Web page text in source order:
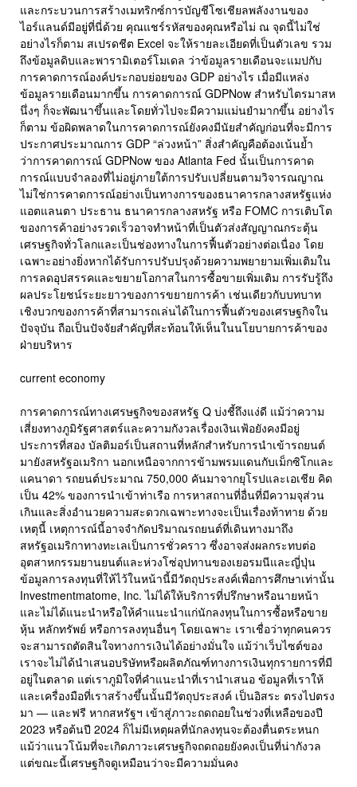
และกระบวนการสร้างเมทริกซ์การบัญชีโซเชียลพลังงานของ
ไอร์แลนด์มีอยู่ที่นี่ด้วย คุณแชร์รหัสของคุณหรือไม่ ณ จุดนี้ไม่ใช่
อย่างไรก็ตาม สเปรดชีต Excel จะให้รายละเอียดที่เป็นตัวเลข รวม
ถึงข้อมูลดิบและพารามิเตอร์โมเดล ว่าข้อมูลรายเดือนจะแมปกับ
การคาดการณ์องค์ประกอบย่อยของ GDP อย่างไร เมื่อมีแหล่ง
ข้อมูลรายเดือนมากขึ้น การคาดการณ์ GDPNow สำหรับไตรมาสห
นึ่งๆ ก็จะพัฒนาขึ้นและโดยทั่วไปจะมีความแม่นยำมากขึ้น อย่างไร
ก็ตาม ข้อผิดพลาดในการคาดการณ์ยังคงมีนัยสำคัญก่อนที่จะมีการ
ประกาศประมาณการ GDP “ล่วงหน้า” สิ่งสำคัญคือต้องเน้นย้ำ
ว่าการคาดการณ์ GDPNow ของ Atlanta Fed นั้นเป็นการคาด
การณ์แบบจำลองที่ไม่อยู่ภายใต้การปรับเปลี่ยนตามวิจารณญาณ
ไม่ใช่การคาดการณ์อย่างเป็นทางการของธนาคารกลางสหรัฐแห่ง
แอตแลนตา ประธาน ธนาคารกลางสหรัฐ หรือ FOMC การเติบโต
ของการค้าอย่างรวดเร็วอาจทำหน้าที่เป็นตัวส่งสัญญาณกระตุ้น
เศรษฐกิจทั่วโลกและเป็นช่องทางในการฟื้นตัวอย่างต่อเนื่อง โดย
เฉพาะอย่างยิ่งหากได้รับการปรับปรุงด้วยความพยายามเพิ่มเติมใน
การลดอุปสรรคและขยายโอกาสในการซื้อขายเพิ่มเติม การรับรู้ถึง
ผลประโยชน์ระยะยาวของการขยายการค้า เช่นเดียวกับบทบาท
เชิงบวกของการค้าที่สามารถเล่นได้ในการฟื้นตัวของเศรษฐกิจใน
ปัจจุบัน ถือเป็นปัจจัยสำคัญที่สะท้อนให้เห็นในนโยบายการค้าของ
ฝ่ายบริหาร
current economy
การคาดการณ์ทางเศรษฐกิจของสหรัฐ Q บ่งชี้ถึงแง่ดี แม้ว่าความ
เสี่ยงทางภูมิรัฐศาสตร์และความกังวลเรื่องเงินเฟ้อยังคงมีอยู่
ประการที่สอง บัลติมอร์เป็นสถานที่หลักสำหรับการนำเข้ารถยนต์
มายังสหรัฐอเมริกา นอกเหนือจากการข้ามพรมแดนกับเม็กซิโกและ
แคนาดา รถยนต์ประมาณ 750,000 คันมาจากยุโรปและเอเชีย คิด
เป็น 42% ของการนำเข้าท่าเรือ การหาสถานที่อื่นที่มีความจุส่วน
เกินและสิ่งอำนวยความสะดวกเฉพาะทางจะเป็นเรื่องท้าทาย ด้วย
เหตุนี้ เหตุการณ์นี้อาจจำกัดปริมาณรถยนต์ที่เดินทางมาถึง
สหรัฐอเมริกาทางทะเลเป็นการชั่วคราว ซึ่งอาจส่งผลกระทบต่อ
อุตสาหกรรมยานยนต์และห่วงโซ่อุปทานของเยอรมนีและญี่ปุ่น
ข้อมูลการลงทุนที่ให้ไว้ในหน้านี้มีวัตถุประสงค์เพื่อการศึกษาเท่านั้น
Investmentmatome, Inc. ไม่ได้ให้บริการที่ปรึกษาหรือนายหน้า
และไม่ได้แนะนำหรือให้คำแนะนำแก่นักลงทุนในการซื้อหรือขาย
หุ้น หลักทรัพย์ หรือการลงทุนอื่นๆ โดยเฉพาะ เราเชื่อว่าทุกคนควร
จะสามารถตัดสินใจทางการเงินได้อย่างมั่นใจ แม้ว่าเว็บไซต์ของ
เราจะไม่ได้นำเสนอบริษัทหรือผลิตภัณฑ์ทางการเงินทุกรายการที่มี
อยู่ในตลาด แต่เราภูมิใจที่คำแนะนำที่เรานำเสนอ ข้อมูลที่เราให้
และเครื่องมือที่เราสร้างขึ้นนั้นมีวัตถุประสงค์ เป็นอิสระ ตรงไปตรง
มา — และฟรี หากสหรัฐฯ เข้าสู่ภาวะถดถอยในช่วงที่เหลือของปี
2023 หรือต้นปี 2024 ก็ไม่มีเหตุผลที่นักลงทุนจะต้องตื่นตระหนก
แม้ว่าแนวโน้มที่จะเกิดภาวะเศรษฐกิจถดถอยยังคงเป็นที่น่ากังวล
แต่ขณะนี้เศรษฐกิจดูเหมือนว่าจะมีความมั่นคง